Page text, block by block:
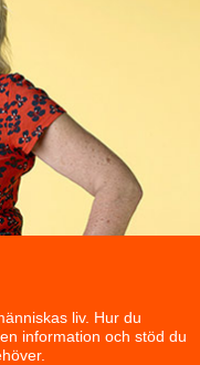
liv. Hur du
information och stöd du